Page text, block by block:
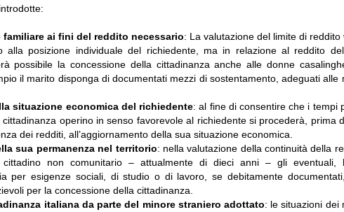
ai fini del reddito necessario: La valutazione del limite di reddito
alla posizione individuale del richiedente, ma in relazione al reddito
possibile la concessione della cittadinanza anche alle donne
il marito disponga di documentati mezzi di sostentamento, adeguati alle
situazione economica del richiedente: al fine di consentire che i tempi
cittadinanza operino in senso favorevole al richiedente si procederà, prima
dei redditi, all’aggiornamento della sua situazione economica.
sua permanenza nel territorio: nella valutazione della continuità della
non comunitario – attualmente di dieci anni – gli eventuali,
per esigenze sociali, di studio o di lavoro, se debitamente
per la concessione della cittadinanza.
italiana da parte del minore straniero adottato: le situazioni dei